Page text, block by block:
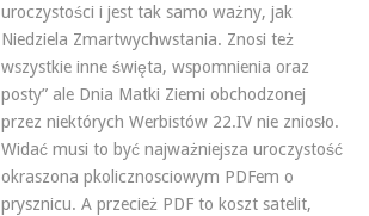
uroczystości i jest tak samo ważny, jak
Niedziela Zmartwychwstania. Znosi też
wszystkie inne święta, wspomnienia oraz
posty” ale Dnia Matki Ziemi obchodzonej
przez niektórych Werbistów 22.IV nie zniosło.
Widać musi to być najważniejsza uroczystość
okraszona pkolicznosciowym PDFem o
prysznicu. A przecież PDF to koszt satelit,